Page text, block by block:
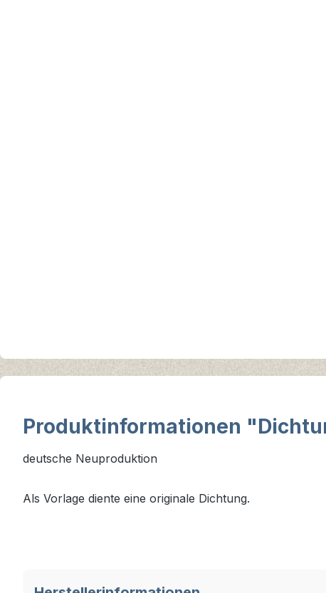
Produktinformationen
deutsche Neuproduktion
Als Vorlage diente eine originale Dichtung.